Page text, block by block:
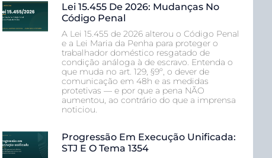
Lei 15.455 De 2026: Mudanças No
Código Penal
A Lei 15.455 de 2026 alterou o Código Penal
e a Lei Maria da Penha para proteger o
trabalhador doméstico resgatado de
condição análoga à de escravo. Entenda o
que muda no art. 129, §9º, o dever de
comunicação em 48h e as medidas
protetivas — e por que a pena NÃO
aumentou, ao contrário do que a imprensa
noticiou.
Progressão Em Execução Unificada:
STJ E O Tema 1354